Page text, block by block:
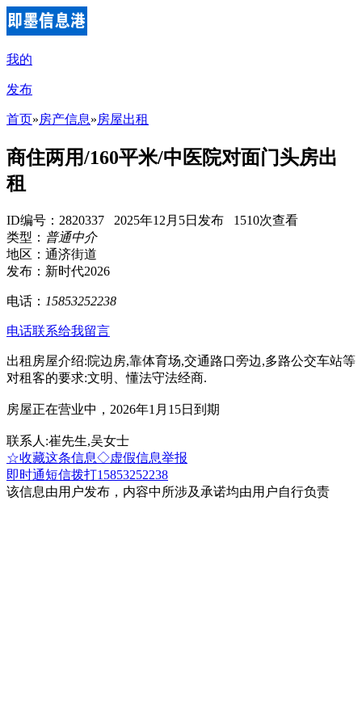
我的
发布
首页»房产信息»房屋出租
商住两用/160平米/中医院对面门头房出
租
ID编号：2820337 2025年12月5日发布 1510次查看
类型： 普通中介
地区：通济街道
发布：新时代2026
电话： 15853252238
电话联系给我留言
出租房屋介绍:院边房,靠体育场,交通路口旁边,多路公交车站等
对租客的要求:文明、懂法守法经商.
房屋正在营业中，2026年1月15日到期
联系人:崔先生,吴女士
☆收藏这条信息◇虚假信息举报
即时通短信拨打15853252238
该信息由用户发布，内容中所涉及承诺均由用户自行负责